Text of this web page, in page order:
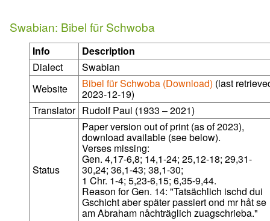
Swabian: Bibel für Schwoba
Info
Description
Dialect
Swabian
Website
Bibel für Schwoba (Download) (last
2023-12-19)
Translator Rudolf Paul (1933 – 2021)
Status
Paper version out of print (as of 2023),
download available (see below).
Verses missing:
Gen. 4,17-6,8; 14,1-24; 25,12-18; 29,31-
30,24; 36,1-43; 38,1-30;
1 Chr. 1-4; 5,23-6,15; 6,35-9,44.
Reason for Gen. 14: "Tatsächlich ischd dui
Gschicht aber später passiert ond mr håt se
am Abraham nåchträglich zuagschrieba."